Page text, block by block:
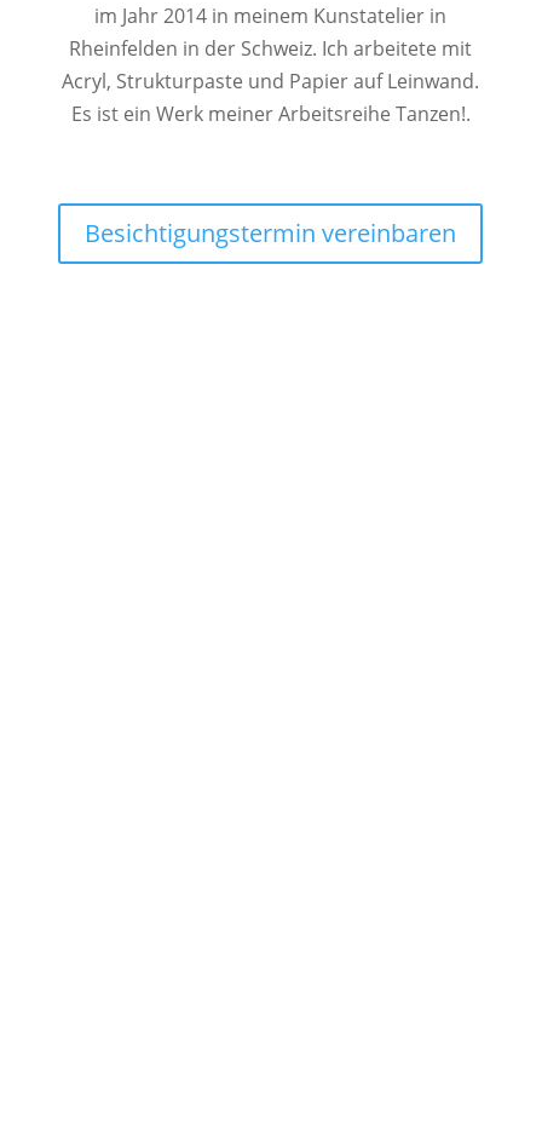
im Jahr 2014 in meinem Kunstatelier in
Rheinfelden in der Schweiz. Ich arbeitete mit
Acryl, Strukturpaste und Papier auf Leinwand.
Es ist ein Werk meiner Arbeitsreihe Tanzen!.
Besichtigungstermin vereinbaren